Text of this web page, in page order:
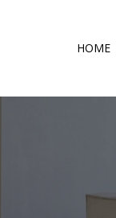
HOME